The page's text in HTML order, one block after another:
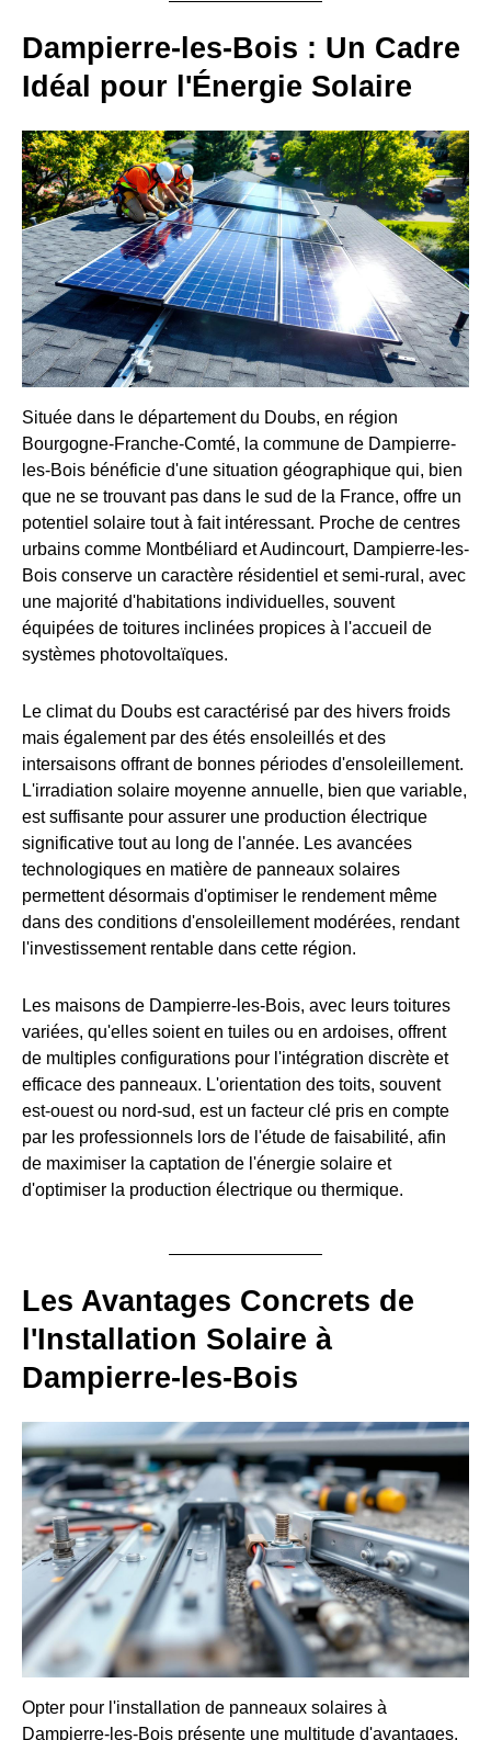
Dampierre-les-Bois : Un Cadre
Idéal pour l'Énergie Solaire
Située dans le département du Doubs, en région
Bourgogne-Franche-Comté, la commune de Dampierre-
les-Bois bénéficie d'une situation géographique qui, bien
que ne se trouvant pas dans le sud de la France, offre un
potentiel solaire tout à fait intéressant. Proche de centres
urbains comme Montbéliard et Audincourt, Dampierre-les-
Bois conserve un caractère résidentiel et semi-rural, avec
une majorité d'habitations individuelles, souvent
équipées de toitures inclinées propices à l'accueil de
systèmes photovoltaïques.
Le climat du Doubs est caractérisé par des hivers froids
mais également par des étés ensoleillés et des
intersaisons offrant de bonnes périodes d'ensoleillement.
L'irradiation solaire moyenne annuelle, bien que variable,
est suffisante pour assurer une production électrique
significative tout au long de l'année. Les avancées
technologiques en matière de panneaux solaires
permettent désormais d'optimiser le rendement même
dans des conditions d'ensoleillement modérées, rendant
l'investissement rentable dans cette région.
Les maisons de Dampierre-les-Bois, avec leurs toitures
variées, qu'elles soient en tuiles ou en ardoises, offrent
de multiples configurations pour l'intégration discrète et
efficace des panneaux. L'orientation des toits, souvent
est-ouest ou nord-sud, est un facteur clé pris en compte
par les professionnels lors de l'étude de faisabilité, afin
de maximiser la captation de l'énergie solaire et
d'optimiser la production électrique ou thermique.
Les Avantages Concrets de
l'Installation Solaire à
Dampierre-les-Bois
Opter pour l'installation de panneaux solaires à
Dampierre-les-Bois présente une multitude d'avantages,